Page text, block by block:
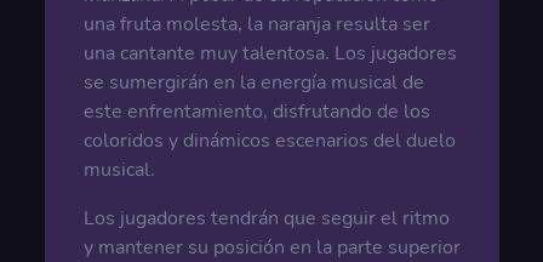
una fruta molesta, la naranja resulta ser
una cantante muy talentosa. Los jugadores
se sumergirán en la energía musical de
este enfrentamiento, disfrutando de los
coloridos y dinámicos escenarios del duelo
musical.
Los jugadores tendrán que seguir el ritmo
y mantener su posición en la parte superior